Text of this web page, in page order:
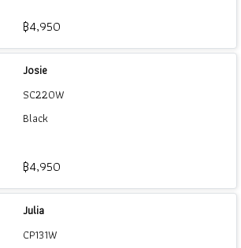
฿4,950
Josie
SC220W
Black
฿4,950
Julia
CP131W